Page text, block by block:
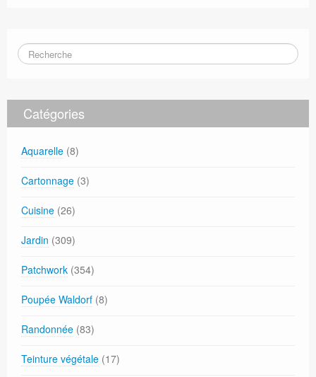
Catégories
Aquarelle (8)
Cartonnage (3)
Cuisine (26)
Jardin (309)
Patchwork (354)
Poupée Waldorf (8)
Randonnée (83)
Teinture végétale (17)